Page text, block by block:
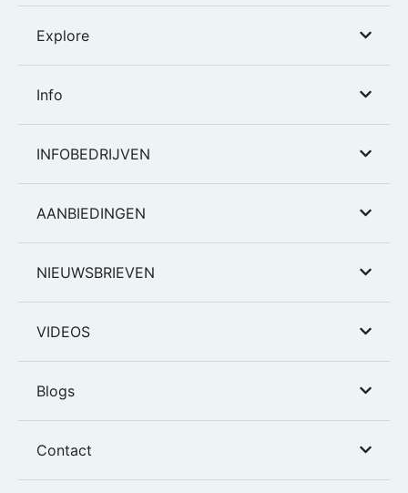
Explore
Info
INFOBEDRIJVEN
AANBIEDINGEN
NIEUWSBRIEVEN
VIDEOS
Blogs
Contact